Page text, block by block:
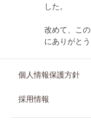
した。
改めて、こ
にありがと
個人情報保護方針
採用情報